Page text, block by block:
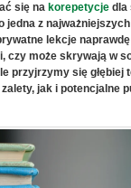
się na korepetycje dla
jedna z
lekcje
czy może skrywają w
przyjrzymy się głębiej
jak i potencjalne